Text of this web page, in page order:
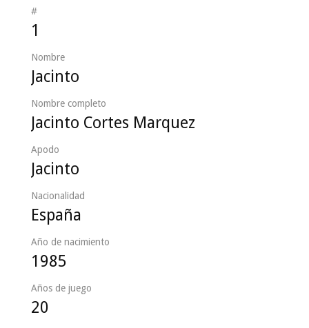
#
1
Nombre
Jacinto
Nombre completo
Jacinto Cortes Marquez
Apodo
Jacinto
Nacionalidad
España
Año de nacimiento
1985
Años de juego
20